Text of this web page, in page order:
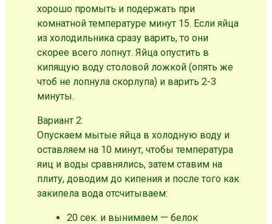
хорошо промыть и подержать при
комнатной температуре минут 15. Если яйца
из холодильника сразу варить, то они
скорее всего лопнут. Яйца опустить в
кипящую воду столовой ложкой (опять же
чтоб не лопнула скорлупа) и варить 2-3
минуты.
Вариант 2:
Опускаем мытые яйца в холодную воду и
оставляем на 10 минут, чтобы температура
яиц и воды сравнялись, затем ставим на
плиту, доводим до кипения и после того как
закипела вода отсчитываем:
20 сек. и вынимаем — белок